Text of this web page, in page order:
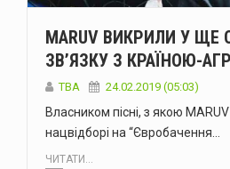
MARUV ВИКРИЛИ У
ЗВ’ЯЗКУ З КРАЇНОЮ-
TBA 24.02.2019 (05:03)
Власником пісні, з якою
нацвідборі на “Євробачення…
ЧИТАТИ...